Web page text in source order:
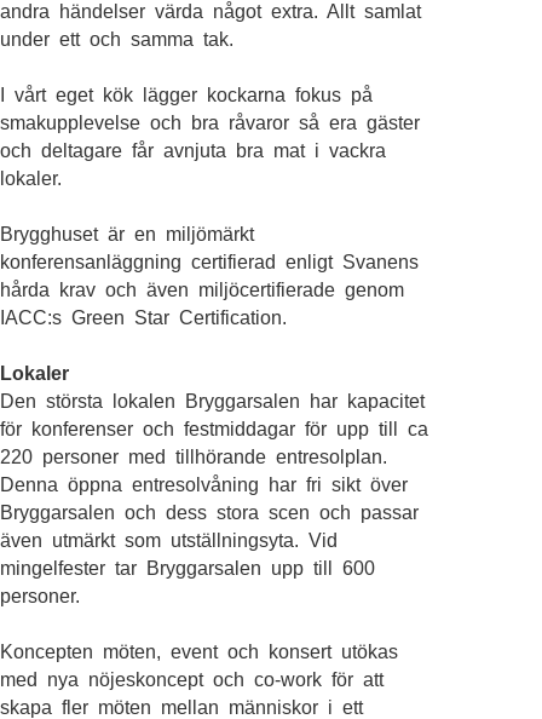
andra händelser värda något extra. Allt samlat
under ett och samma tak.
I vårt eget kök lägger kockarna fokus på
smakupplevelse och bra råvaror så era gäster
och deltagare får avnjuta bra mat i vackra
lokaler.
Brygghuset är en miljömärkt
konferensanläggning certifierad enligt Svanens
hårda krav och även miljöcertifierade genom
IACC:s Green Star Certification.
Lokaler
Den största lokalen Bryggarsalen har kapacitet
för konferenser och festmiddagar för upp till ca
220 personer med tillhörande entresolplan.
Denna öppna entresolvåning har fri sikt över
Bryggarsalen och dess stora scen och passar
även utmärkt som utställningsyta. Vid
mingelfester tar Bryggarsalen upp till 600
personer.
Koncepten möten, event och konsert utökas
med nya nöjeskoncept och co-work för att
skapa fler möten mellan människor i ett